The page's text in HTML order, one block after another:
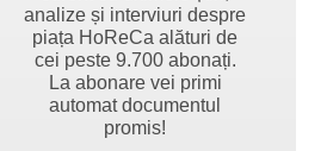
analize și interviuri despre
piața HoReCa alături de
cei peste 9.700 abonați.
La abonare vei primi
automat documentul
promis!